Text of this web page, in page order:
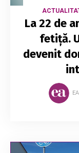
La 22 de
fetiță.
devenit